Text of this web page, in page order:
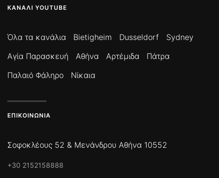
ΚΑΝΆΛΙ YOUTUBE
Όλα τα κανάλια Bietigheim Dusseldorf
Sydney
Αγία Παρασκευή
Αθήνα Αρτέμιδα
Πάτρα
Παλαιό Φάληρο
Νίκαια
ΕΠΙΚΟΙΝΩΝΊΑ
Σοφοκλέους 52 & Μενάνδρου Αθήνα 10552
+30 2152158888